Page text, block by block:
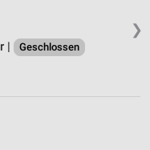
❯
|
Geschlossen